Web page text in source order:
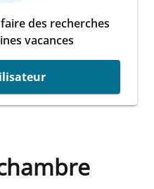
des recherches
vacances